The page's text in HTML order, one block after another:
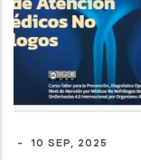
- 10 SEP, 2025